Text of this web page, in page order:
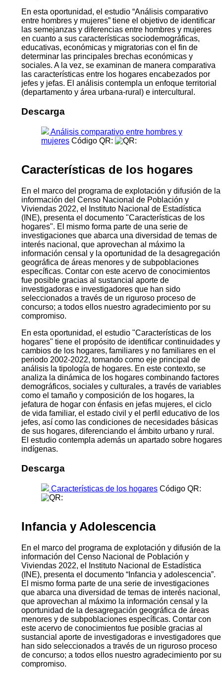
En esta oportunidad, el estudio “Análisis comparativo
entre hombres y mujeres” tiene el objetivo de identificar
las semejanzas y diferencias entre hombres y mujeres
en cuanto a sus características sociodemográficas,
educativas, económicas y migratorias con el fin de
determinar las principales brechas económicas y
sociales. A la vez, se examinan de manera comparativa
las características entre los hogares encabezados por
jefes y jefas. El análisis contempla un enfoque territorial
(departamento y área urbana-rural) e intercultural.
Descarga
Análisis comparativo entre hombres y
mujeres Código QR:
Características de los hogares
En el marco del programa de explotación y difusión de la
información del Censo Nacional de Población y
Viviendas 2022, el Instituto Nacional de Estadística
(INE), presenta el documento "Características de los
hogares". El mismo forma parte de una serie de
investigaciones que abarca una diversidad de temas de
interés nacional, que aprovechan al máximo la
información censal y la oportunidad de la desagregación
geográfica de áreas menores y de subpoblaciones
específicas. Contar con este acervo de conocimientos
fue posible gracias al sustancial aporte de
investigadoras e investigadores que han sido
seleccionados a través de un riguroso proceso de
concurso; a todos ellos nuestro agradecimiento por su
compromiso.
En esta oportunidad, el estudio "Características de los
hogares" tiene el propósito de identificar continuidades y
cambios de los hogares, familiares y no familiares en el
periodo 2002-2022, tomando como eje principal de
análisis la tipología de hogares. En este contexto, se
analiza la dinámica de los hogares combinando factores
demográficos, sociales y culturales, a través de variables
como el tamaño y composición de los hogares, la
jefatura de hogar con énfasis en jefas mujeres, el ciclo
de vida familiar, el estado civil y el perfil educativo de los
jefes, así como las condiciones de necesidades básicas
de sus hogares, diferenciando el ámbito urbano y rural.
El estudio contempla además un apartado sobre hogares
indígenas.
Descarga
Características de los hogares Código QR:
Infancia y Adolescencia
En el marco del programa de explotación y difusión de la
información del Censo Nacional de Población y
Viviendas 2022, el Instituto Nacional de Estadística
(INE), presenta el documento “Infancia y adolescencia”.
El mismo forma parte de una serie de investigaciones
que abarca una diversidad de temas de interés nacional,
que aprovechan al máximo la información censal y la
oportunidad de la desagregación geográfica de áreas
menores y de subpoblaciones específicas. Contar con
este acervo de conocimientos fue posible gracias al
sustancial aporte de investigadoras e investigadores que
han sido seleccionados a través de un riguroso proceso
de concurso; a todos ellos nuestro agradecimiento por su
compromiso.